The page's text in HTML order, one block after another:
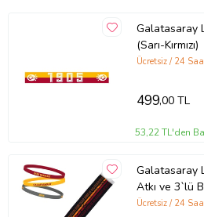
Galatasaray
(Sarı-Kırmızı)
Ücretsiz / 24
499,00 TL
53,22 TL'den
Galatasaray
Atkı ve 3`lü
Ücretsiz / 24